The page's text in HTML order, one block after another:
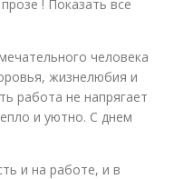
! Показать все
человека
жизнелюбия и
работа не напрягает
и уютно. С днем
и на работе, и в